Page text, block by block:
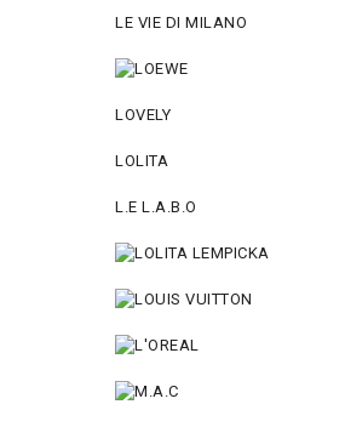
LE VIE DI MILANO
LOVELY
LOLITA
L.E L.A.B.O